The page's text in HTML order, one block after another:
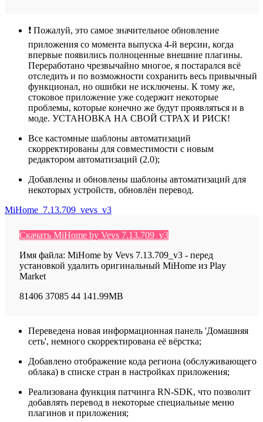
❗ Пожалуй, это самое значительное обновление
приложения со момента выпуска 4-й версии, когда
впервые появились полноценные внешние плагины.
Переработано чрезвычайно многое, я постарался всё
отследить и по возможности сохранить весь привычный
функционал, но ошибки не исключены. К тому же,
стоковое приложение уже содержит некоторые
проблемы, которые конечно же будут проявляться и в
моде. УСТАНОВКА НА СВОЙ СТРАХ И РИСК!
Все кастомные шаблоны автоматизаций
скорректированы для совместимости с новым
редактором автоматизаций (2.0);
Добавлены и обновлены шаблоны автоматизаций для
некоторых устройств, обновлён перевод.
MiHome_7.13.709_vevs_v3
Скачать MiHome by Vevs 7.13.709_v3
Имя файла: MiHome by Vevs 7.13.709_v3 - перед
установкой удалить оригинальный MiHome из Play
Market
81406 37085 44 141.99MB
Переведена новая информационная панель 'Домашняя
сеть', немного скорректирована её вёрстка;
Добавлено отображение кода региона (обслуживающего
облака) в списке стран в настройках приложения;
Реализована функция патчинга RN-SDK, что позволит
добавлять перевод в некоторые специальные меню
плагинов и приложения;